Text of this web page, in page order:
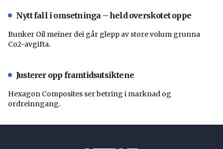
Nytt fall i omsetninga – held overskotet oppe
Bunker Oil meiner dei går glepp av store volum grunna
Co2-avgifta.
Justerer opp framtidsutsiktene
Hexagon Composites ser betring i marknad og
ordreinngang.